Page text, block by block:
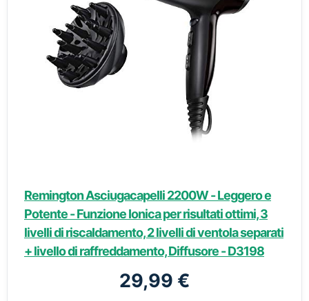
Remington Asciugacapelli 2200W - Leggero e
Potente - Funzione Ionica per risultati ottimi, 3
livelli di riscaldamento, 2 livelli di ventola separati
+ livello di raffreddamento, Diffusore - D3198
29,99 €